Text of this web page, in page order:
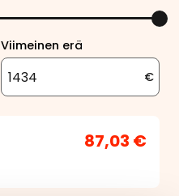
Viimeinen erä
€
87,03 €